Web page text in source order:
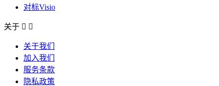
对标Visio
关于  
关于我们
加入我们
服务条款
隐私政策